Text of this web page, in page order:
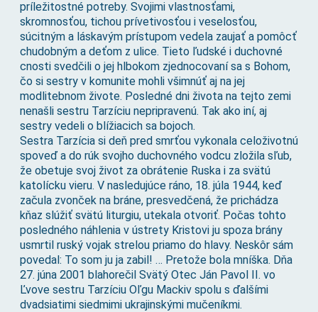
príležitostné potreby. Svojimi vlastnosťami,
skromnosťou, tichou prívetivosťou i veselosťou,
súcitným a láskavým prístupom vedela zaujať a pomôcť
chudobným a deťom z ulice. Tieto ľudské i duchovné
cnosti svedčili o jej hlbokom zjednocovaní sa s Bohom,
čo si sestry v komunite mohli všimnúť aj na jej
modlitebnom živote. Posledné dni života na tejto zemi
nenašli sestru Tarzíciu nepripravenú. Tak ako iní, aj
sestry vedeli o blížiacich sa bojoch.
Sestra Tarzícia si deň pred smrťou vykonala celoživotnú
spoveď a do rúk svojho duchovného vodcu zložila sľub,
že obetuje svoj život za obrátenie Ruska i za svätú
katolícku vieru. V nasledujúce ráno, 18. júla 1944, keď
začula zvonček na bráne, presvedčená, že prichádza
kňaz slúžiť svätú liturgiu, utekala otvoriť. Počas tohto
posledného náhlenia v ústrety Kristovi ju spoza brány
usmrtil ruský vojak strelou priamo do hlavy. Neskôr sám
povedal: To som ju ja zabil! … Pretože bola mníška. Dňa
27. júna 2001 blahorečil Svätý Otec Ján Pavol II. vo
Ľvove sestru Tarzíciu Oľgu Mackiv spolu s ďalšími
dvadsiatimi siedmimi ukrajinskými mučeníkmi.